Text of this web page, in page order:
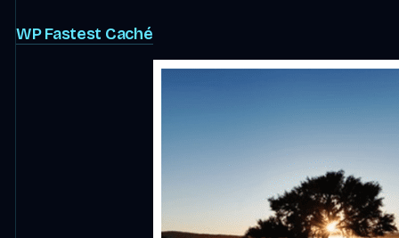
WP Fastest Caché